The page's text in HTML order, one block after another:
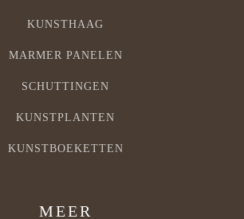
KUNSTHAAG
MARMER PANELEN
SCHUTTINGEN
KUNSTPLANTEN
KUNSTBOEKETTEN
MEER